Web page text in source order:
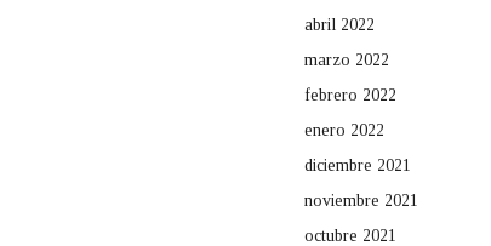
abril 2022
marzo 2022
febrero 2022
enero 2022
diciembre 2021
noviembre 2021
octubre 2021